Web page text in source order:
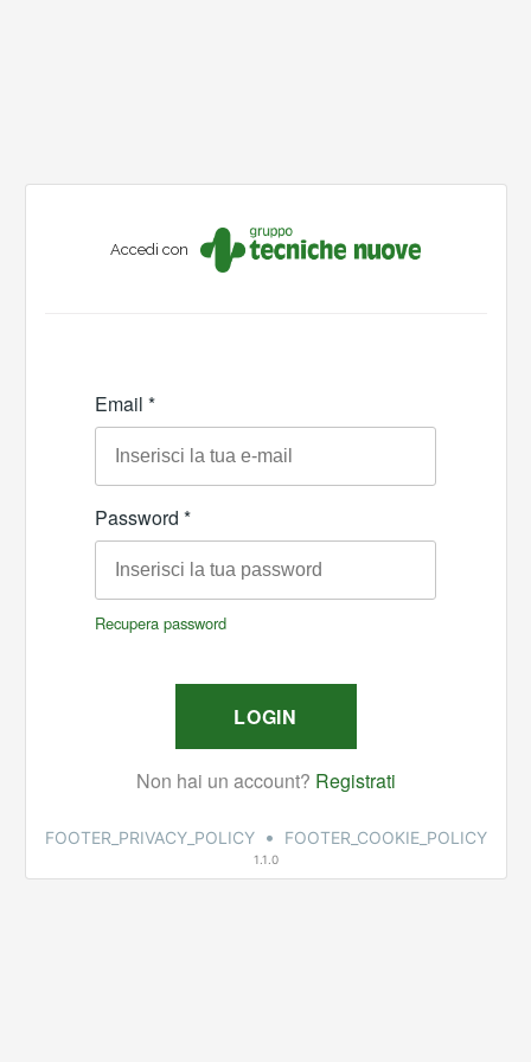
Accedi con
FOOTER_PRIVACY_POLICY • FOOTER_COOKIE_POLICY
1.1.0